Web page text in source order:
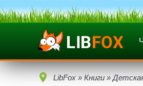
LibFox » Книги »